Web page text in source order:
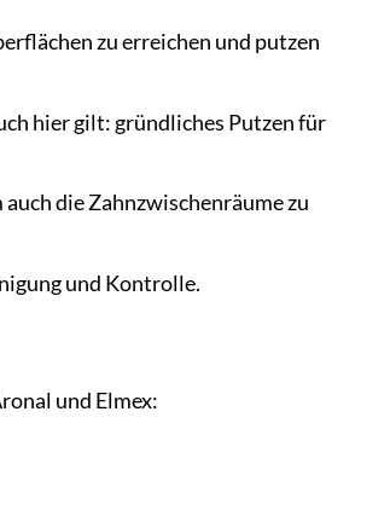
zu erreichen und putzen
hier gilt: gründliches Putzen für
die Zahnzwischenräume zu
und Kontrolle.
und Elmex: